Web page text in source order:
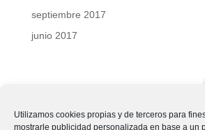
Utilizamos cookies propias y de terceros para
mostrarle publicidad personalizada en base a un
septiembre 2017
junio 2017